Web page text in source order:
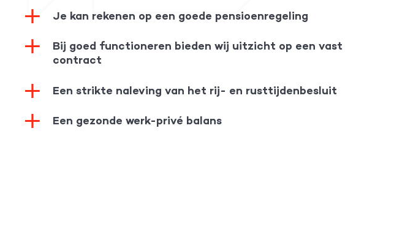
Je kan rekenen op een goede pensioenregeling
Bij goed functioneren bieden wij uitzicht op een vast
contract
Een strikte naleving van het rij- en rusttijdenbesluit
Een gezonde werk-privé balans